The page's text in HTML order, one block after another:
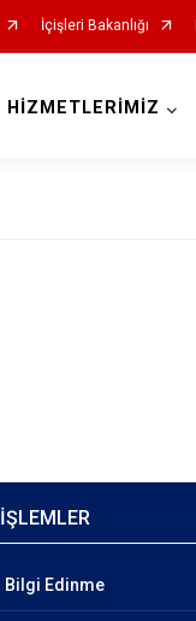
İçişleri Bakanlığı
HİZMETLERİMİZ
İŞLEMLER
Bilgi Edinme